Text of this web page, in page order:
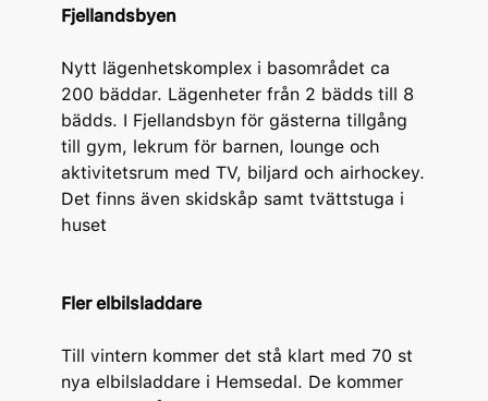
Fjellandsbyen
Nytt lägenhetskomplex i basområdet ca
200 bäddar. Lägenheter från 2 bädds till 8
bädds. I Fjellandsbyn för gästerna tillgång
till gym, lekrum för barnen, lounge och
aktivitetsrum med TV, biljard och airhockey.
Det finns även skidskåp samt tvättstuga i
huset
Fler elbilsladdare
Till vintern kommer det stå klart med 70 st
nya elbilsladdare i Hemsedal. De kommer